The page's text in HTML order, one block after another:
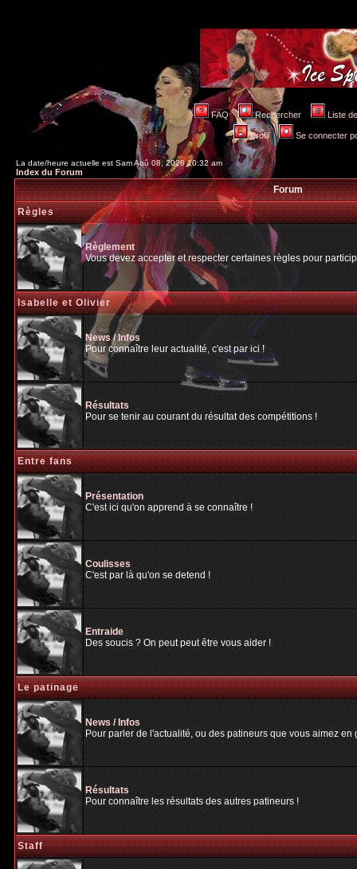
FAQ Rechercher Liste
Profil Se connecter
La date/heure actuelle est Sam Aoû 08, 2026 10:32 am
Index du Forum
Forum
Règles
Règlement
Vous devez accepter et respecter certaines règles pour
Isabelle et Olivier
News / Infos
Pour connaître leur actualité, c'est par ici !
Résultats
Pour se tenir au courant du résultat des compétitions !
Entre fans
Présentation
C'est ici qu'on apprend à se connaître !
Coulisses
C'est par là qu'on se detend !
Entraide
Des soucis ? On peut peut être vous aider !
Le patinage
News / Infos
Pour parler de l'actualité, ou des patineurs que vous aimez
Résultats
Pour connaître les résultats des autres patineurs !
Staff